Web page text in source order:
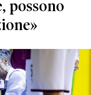
possono